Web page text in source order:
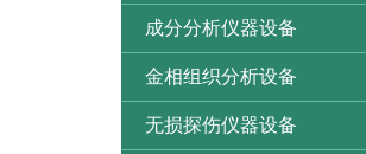
成分分析仪器设备
金相组织分析设备
无损探伤仪器设备